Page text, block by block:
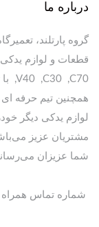
درباره ما
گروه پارتلند،
,V40 ,C30 ,C70 با تضمین کیفیت و بهترین قیمت می‌باشد.
همچنین تیم حرفه ای
لوازم یدکی دیگر
مشتریان عزیز
شما عزیزان
شماره تماس همراه : 09198249416 -